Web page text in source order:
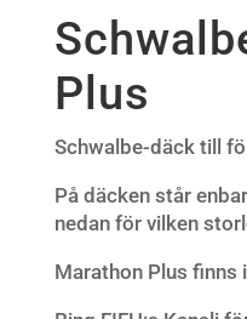
Plus
Schwalbe-däck till
På däcken står
nedan för vilken
Marathon Plus finns